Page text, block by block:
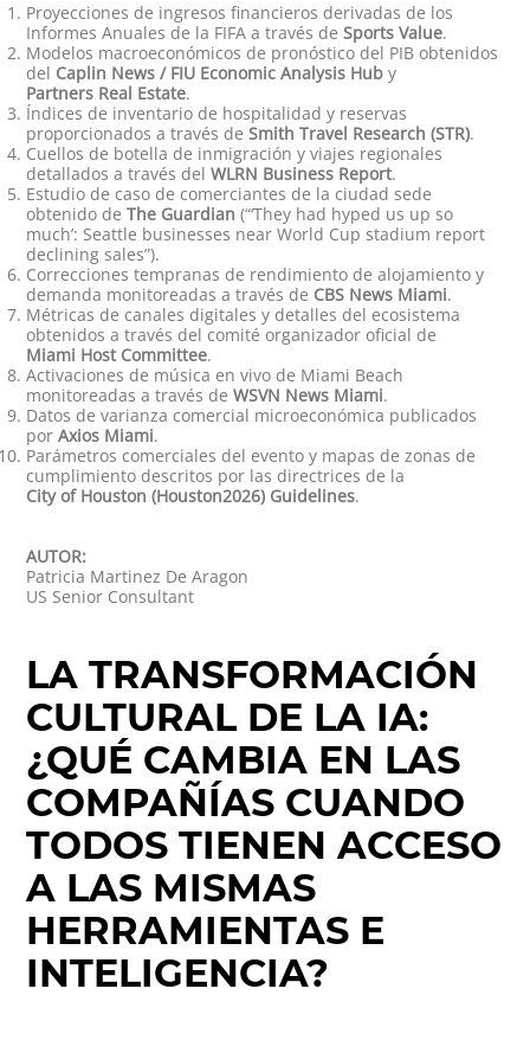
Proyecciones de ingresos financieros derivadas de los
Informes Anuales de la FIFA a través deSports Value.
Modelos macroeconómicos de pronóstico del PIB obtenidos
del Caplin News / FIU Economic Analysis Hub y
Partners Real Estate.
Índices de inventario de hospitalidad y reservas
proporcionados a través deSmith Travel Research (STR).
Cuellos de botella de inmigración y viajes regionales
detallados a través delWLRN Business Report.
Estudio de caso de comerciantes de la ciudad sede
obtenido deThe Guardian (“‘They had hyped us up so
much’: Seattle businesses near World Cup stadium report
declining sales”).
Correcciones tempranas de rendimiento de alojamiento y
demanda monitoreadas a través de CBS News Miami.
Métricas de canales digitales y detalles del ecosistema
obtenidos a través del comité organizador oficial de
Miami Host Committee.
Activaciones de música en vivo de Miami Beach
monitoreadas a través deWSVN News Miami.
Datos de varianza comercial microeconómica publicados
porAxios Miami.
Parámetros comerciales del evento y mapas de zonas de
cumplimiento descritos por las directrices de la
City of Houston (Houston2026) Guidelines.
AUTOR:
Patricia Martinez De Aragon
US Senior Consultant
LA TRANSFORMACIÓN
CULTURAL DE LA IA:
¿QUÉ CAMBIA EN LAS
COMPAÑÍAS CUANDO
TODOS TIENEN ACCESO
A LAS MISMAS
HERRAMIENTAS E
INTELIGENCIA?